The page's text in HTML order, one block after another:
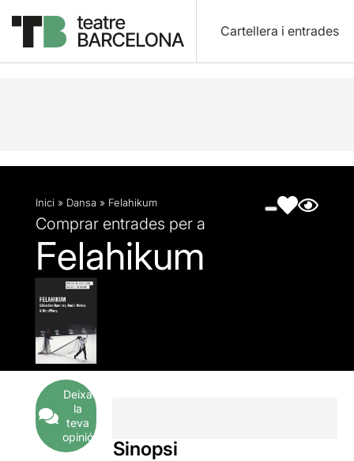
Cartellera i entrades
Descripció Fitxa artística Fotos i vídeos
Inici » Dansa » Felahikum
Comprar entrades per a
Felahikum
Deixa
la
teva
opinió
Sinopsi